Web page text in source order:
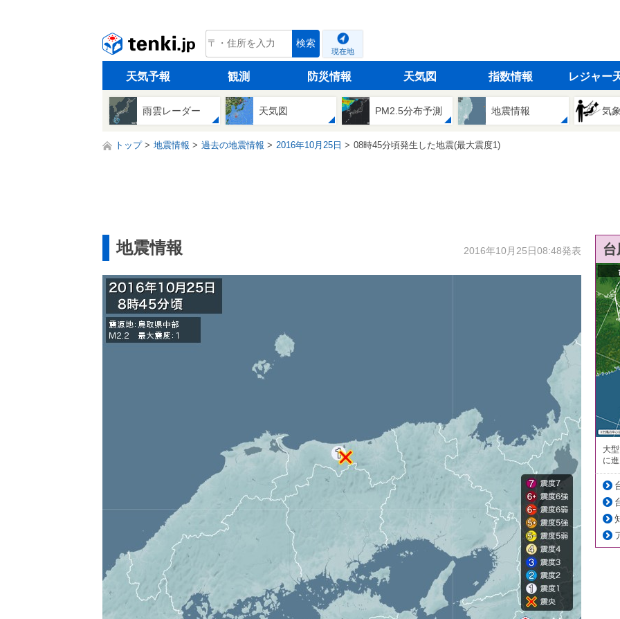
tenki.jp 検索
現在地
天気予報 観測 防災情報 天気図 指数情報 レジャー
雨雲レーダー 天気図 PM2.5分布予測 地震情報 気
トップ 地震情報 過去の地震情報 2016年10月25日 08時45分頃発生した地震(最大震度1)
地震情報 2016年10月25日08:48発表
大
に